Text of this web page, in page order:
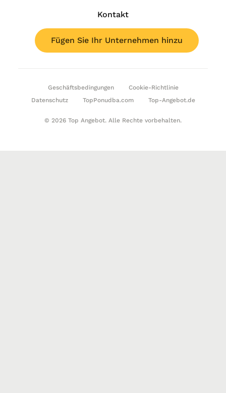
Kontakt
Fügen Sie Ihr Unternehmen hinzu
Geschäftsbedingungen
Cookie-Richtlinie
Datenschutz
TopPonudba.com Top-Angebot.de
© 2026 Top Angebot. Alle Rechte vorbehalten.